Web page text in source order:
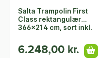
Salta Trampolin First
Class rektangulær
366x214 cm, sort inkl.
6.248,00 kr.